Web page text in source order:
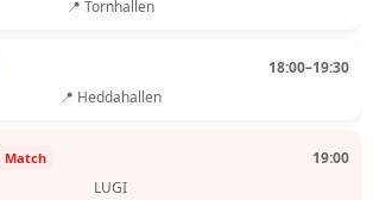
📍 Tornhallen
18:00–19:30
📍 Heddahallen
Match
19:00
LUGI